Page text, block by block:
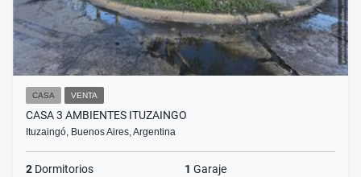
CASA VENTA
CASA 3 AMBIENTES ITUZAINGO
Ituzaingó, Buenos Aires, Argentina
2 Dormitorios 1 Garaje